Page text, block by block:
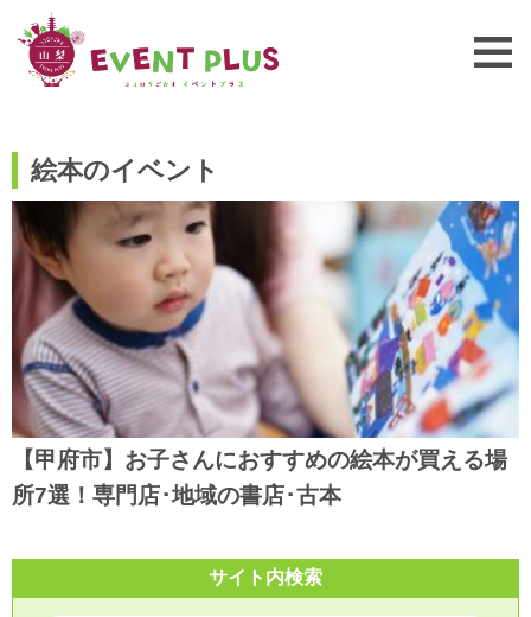
絵本のイベント
【甲府市】お子さんにおすすめの絵本が買える場
所7選！専門店･地域の書店･古本
サイト内検索